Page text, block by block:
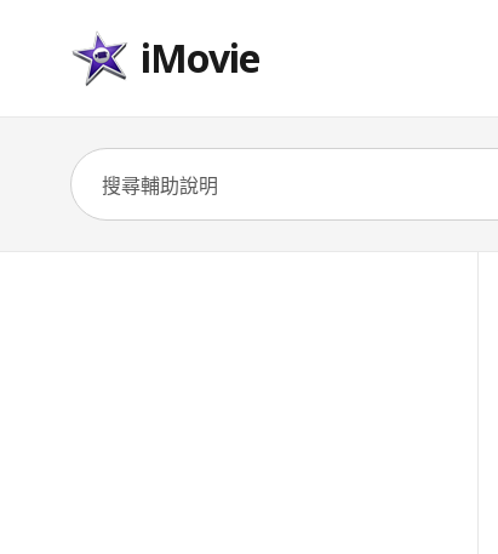
iMovie